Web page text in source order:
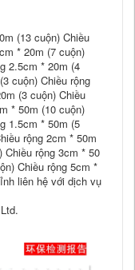
(13 cuộn) Chiều
* 20m (7 cuộn)
2.5cm * 20m (4
cuộn) Chiều rộng
(3 cuộn) Chiều
* 50m (10 cuộn)
1.5cm * 50m (5
rộng 2cm * 50m
Chiều rộng 3cm * 50
Chiều rộng 5cm *
liên hệ với dịch vụ